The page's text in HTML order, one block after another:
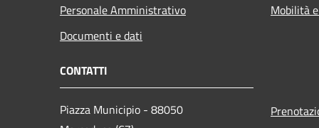
Personale Amministrativo
Documenti e dati
Mobilità
CONTATTI
Piazza Municipio - 88050